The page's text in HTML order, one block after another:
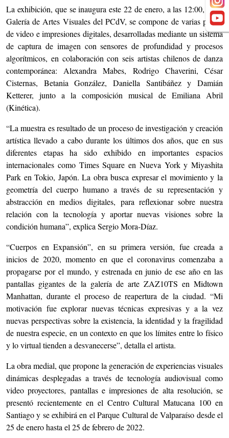
La exhibición, que se inaugura este 22 de enero, a las 12:00, en la
Galería de Artes Visuales del PCdV, se compone de varias piezas
de video e impresiones digitales, desarrolladas mediante un sistema
de captura de imagen con sensores de profundidad y procesos
algorítmicos, en colaboración con seis artistas chilenos de danza
contemporánea: Alexandra Mabes, Rodrigo Chaverini, César
Cisternas, Betania González, Daniella Santibáñez y Damián
Ketterer, junto a la composición musical de Emiliana Abril
(Kinética).
“La muestra es resultado de un proceso de investigación y creación
artística llevado a cabo durante los últimos dos años, que en sus
diferentes etapas ha sido exhibido en importantes espacios
internacionales como Times Square en Nueva York y Miyashita
Park en Tokio, Japón. La obra busca expresar el movimiento y la
geometría del cuerpo humano a través de su representación y
abstracción en medios digitales, para reflexionar sobre nuestra
relación con la tecnología y aportar nuevas visiones sobre la
condición humana”, explica Sergio Mora-Díaz.
“Cuerpos en Expansión”, en su primera versión, fue creada a
inicios de 2020, momento en que el coronavirus comenzaba a
propagarse por el mundo, y estrenada en junio de ese año en las
pantallas gigantes de la galería de arte ZAZ10TS en Midtown
Manhattan, durante el proceso de reapertura de la ciudad. “Mi
motivación fue explorar nuevas técnicas expresivas y a la vez
nuevas perspectivas sobre la existencia, la identidad y la fragilidad
de nuestra especie, en un contexto en que los límites entre lo físico
y lo virtual tienden a desvanecerse”, detalla el artista.
La obra medial, que propone la generación de experiencias visuales
dinámicas desplegadas a través de tecnología audiovisual como
video proyectores, pantallas e impresiones de alta resolución, se
presentó recientemente en el Centro Cultural Matucana 100 en
Santiago y se exhibirá en el Parque Cultural de Valparaíso desde el
25 de enero hasta el 25 de febrero de 2022.